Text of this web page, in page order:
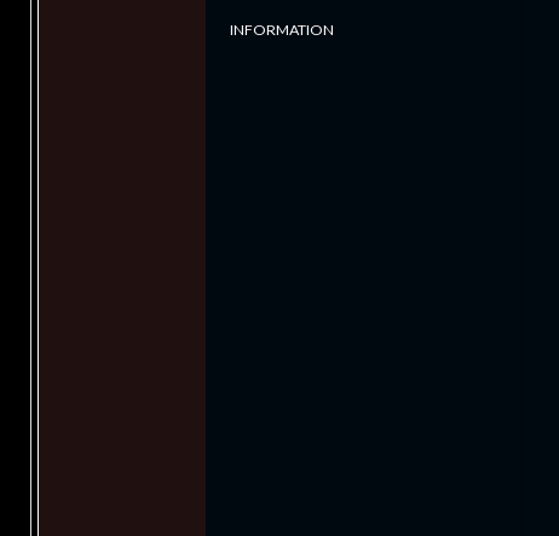
INFORMATION